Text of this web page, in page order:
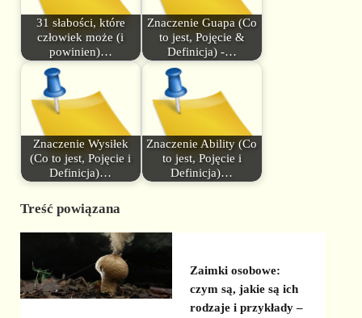
31 słabości, które
człowiek może (i
powinien)…
Znaczenie Guapa (Co
to jest, Pojęcie &
Definicja) -…
Znaczenie Wysiłek
(Co to jest, Pojęcie i
Definicja)…
Znaczenie Ability (Co
to jest, Pojęcie i
Definicja)…
Treść powiązana
Zaimki osobowe:
czym są, jakie są ich
rodzaje i przykłady –